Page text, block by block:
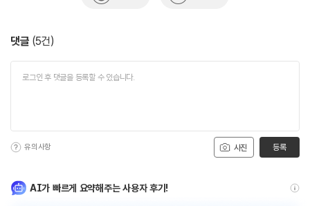
댓글 (5건)
사진
유의사항 등록
AI가 빠르게 요약해주는 사용자 후기!